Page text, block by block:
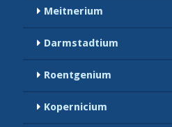
Meitnerium
Darmstadtium
Roentgenium
Kopernicium